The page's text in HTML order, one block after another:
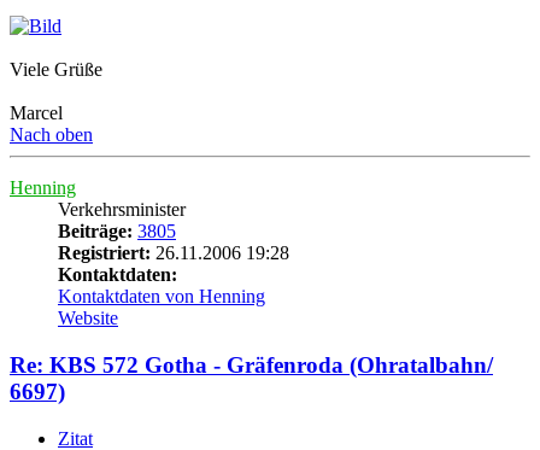
Viele Grüße
Marcel
Nach oben
Henning
Verkehrsminister
Beiträge: 3805
Registriert: 26.11.2006 19:28
Kontaktdaten:
Kontaktdaten von Henning
Website
Re: KBS 572 Gotha - Gräfenroda (Ohratalbahn/
6697)
Zitat